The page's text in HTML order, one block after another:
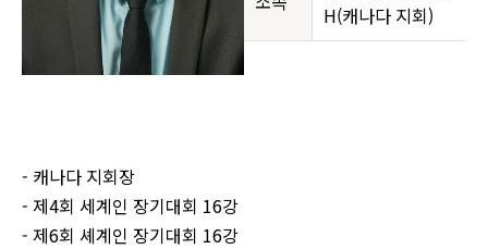
H(캐나다 지회)
- 캐나다 지회장
- 제4회 세계인 장기대회 16강
- 제6회 셰계인 장기대회 16강